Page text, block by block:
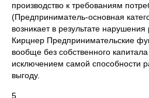
производство к требованиям
(Предприниматель-основная
возникает в результате
Кирцнер Предпринимательские
вообще без собственного
исключением самой способности
выгоду.
5